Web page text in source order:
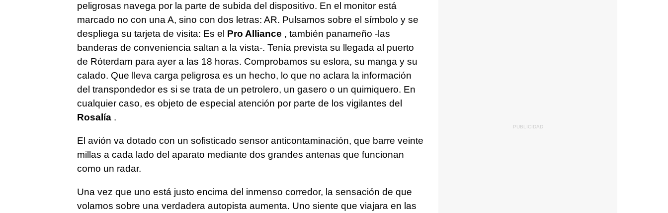
peligrosas navega por la parte de subida del dispositivo. En el monitor está
marcado no con una A, sino con dos letras: AR. Pulsamos sobre el símbolo y se
despliega su tarjeta de visita: Es el Pro Alliance , también panameño -las
banderas de conveniencia saltan a la vista-. Tenía prevista su llegada al puerto
de Róterdam para ayer a las 18 horas. Comprobamos su eslora, su manga y su
calado. Que lleva carga peligrosa es un hecho, lo que no aclara la información
del transpondedor es si se trata de un petrolero, un gasero o un quimiquero. En
cualquier caso, es objeto de especial atención por parte de los vigilantes del
Rosalía.
El avión va dotado con un sofisticado sensor anticontaminación, que barre veinte
millas a cada lado del aparato mediante dos grandes antenas que funcionan
como un radar.
Una vez que uno está justo encima del inmenso corredor, la sensación de que
volamos sobre una verdadera autopista aumenta. Uno siente que viajara en las